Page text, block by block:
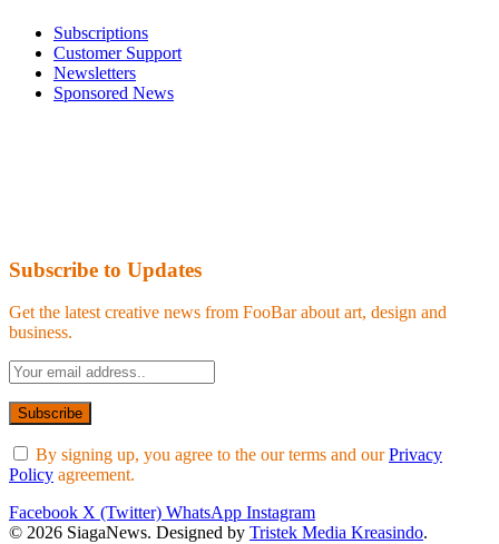
Subscriptions
Customer Support
Newsletters
Sponsored News
Subscribe to Updates
Get the latest creative news from FooBar about art, design and
business.
By signing up, you agree to the our terms and ourPrivacy
Policy agreement.
Facebook X (Twitter) WhatsApp Instagram
© 2026 SiagaNews. Designed by Tristek Media Kreasindo.